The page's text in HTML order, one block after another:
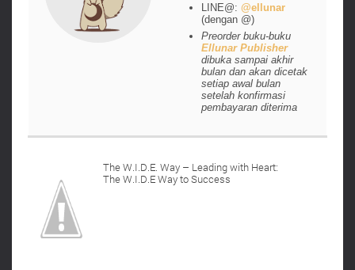
LINE@:@ellunar
(dengan @)
Preorder buku-buku
Ellunar Publisher
dibuka sampai akhir
bulan dan akan dicetak
setiap awal bulan
setelah konfirmasi
pembayaran diterima
The W.I.D.E. Way – Leading with Heart:
The W.I.D.E Way to Success